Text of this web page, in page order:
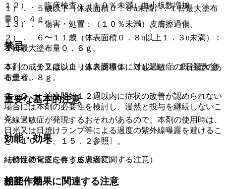
１２）． 臨床検査：（１０％未満）血小板数増加。
１３）． 傷害・処置：（１０％未満）皮膚擦過傷。
禁忌
本剤の成分又はシロリムス誘導体に対し過敏症の既往歴のあ
る患者。
重要な基本的注意
光線過敏症が発現するおそれがあるので、本剤の使用時は、
日光又は日焼けランプ等による過度の紫外線曝露を避けるこ
と〔１０．２、１５．２参照〕。
（特定の背景を有する患者に関する注意）
相互作用
１）． ５歳以下（体表面積０．８u未満）：１日最大塗布
量０．４ｇ。
２）． ６〜１１歳（体表面積０．８u以上１．３u未満）：
１日最大塗布量０．６ｇ。
３）． １２歳以上（体表面積１．３u以上）：１日最大塗
布量０．８ｇ。
７．２． 治療開始１２週以内に症状の改善が認められない
場合には本剤の必要性を検討し、漫然と投与を継続しないこ
と。
効能・効果
結節性硬化症に伴う皮膚病変。
効能・効果に関連する注意